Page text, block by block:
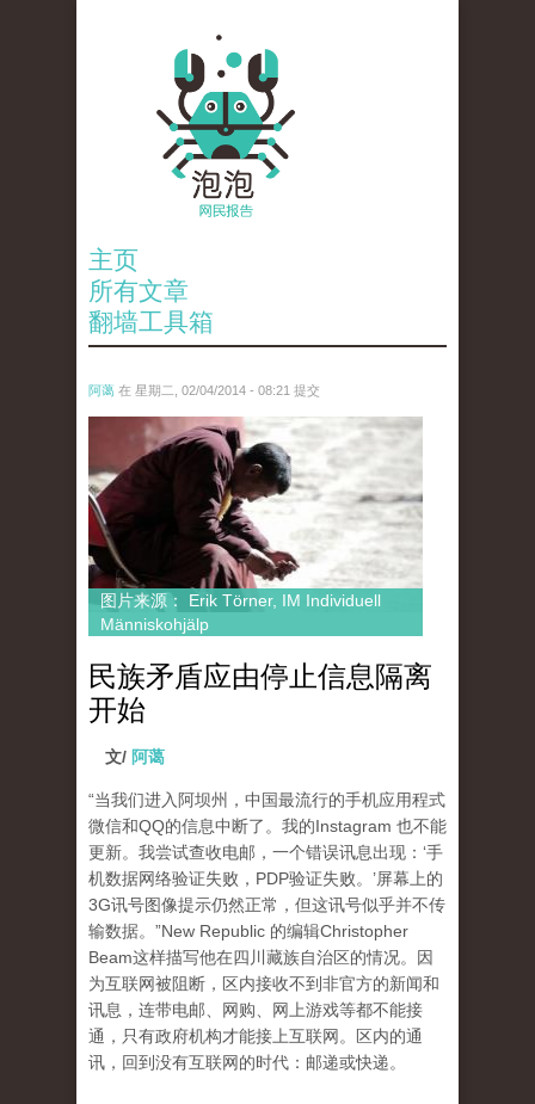
主页
所有文章
翻墙工具箱
阿蔼 在 星期二, 02/04/2014 - 08:21 提交
5377458439_800051910e_z.jpg
图片来源： Erik Törner, IM Individuell
Människohjälp
民族矛盾应由停止信息隔离
开始
文/ 阿蔼
“当我们进入阿坝州，中国最流行的手机应用程式
微信和QQ的信息中断了。我的Instagram 也不能
更新。我尝试查收电邮，一个错误讯息出现：‘手
机数据网络验证失败，PDP验证失败。’屏幕上的
3G讯号图像提示仍然正常，但这讯号似乎并不传
输数据。”New Republic 的编辑Christopher
Beam这样描写他在四川藏族自治区的情况。因
为互联网被阻断，区内接收不到非官方的新闻和
讯息，连带电邮、网购、网上游戏等都不能接
通，只有政府机构才能接上互联网。区内的通
讯，回到没有互联网的时代：邮递或快递。